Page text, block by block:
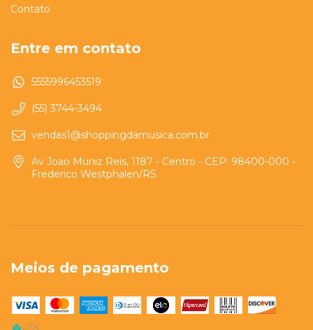
Contato
Entre em contato
5555996453519
(55) 3744-3494
vendas1@shoppingdamusica.com.br
Av Joao Muniz Reis, 1187 - Centro - CEP: 98400-000 -
Frederico Westphalen/RS
Meios de pagamento